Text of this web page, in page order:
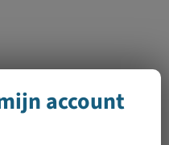
account